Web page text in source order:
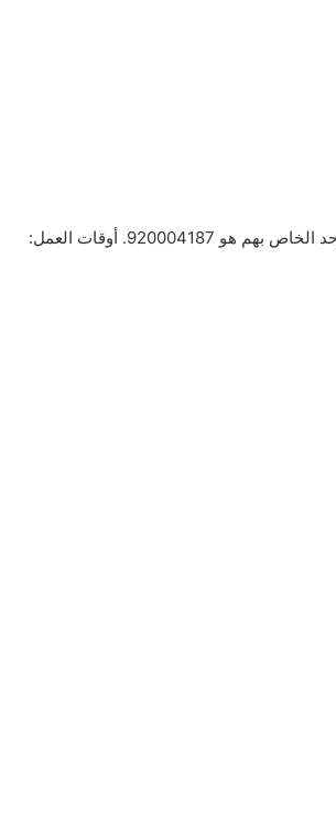
المطعم موجود بحي القادسية، طريق الشيخ جابر. رقم الهاتف الموحد الخاص بهم هو 920004187. أوقات العمل: